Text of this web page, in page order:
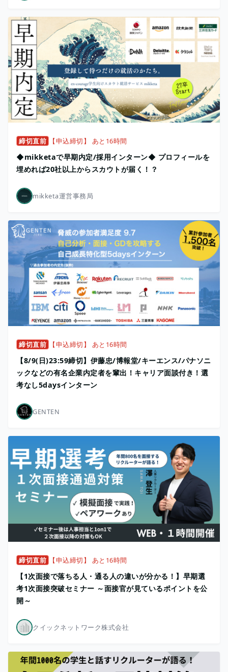
締切直前 【申込締切】 あと16時間
◆mikketaで早期内定/採用インターン◆ プロフィールを
埋めれば20社以上からスカウトが届く！？
mikketa運営事務局
締切直前 【申込締切】 あと16時間
【8/9(日)23:59締切】伊藤忠/博報堂/キーエンス/パナソニ
ックなどの有名企業内定者を輩出！キャリア面談付き！選
考なし5daysインターン
GENTEN
締切直前 【申込締切】 あと16時間
【1次面接で落ちる人・通る人の違いが分かる！】早期選
考1次面接突破セミナー ～面接官が見ているポイントを公
開～
クイックネットワーク株式会社